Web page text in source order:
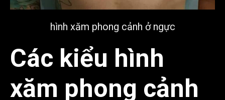
hình xăm phong cảnh ở ngực
Các kiểu hình
xăm phong cảnh